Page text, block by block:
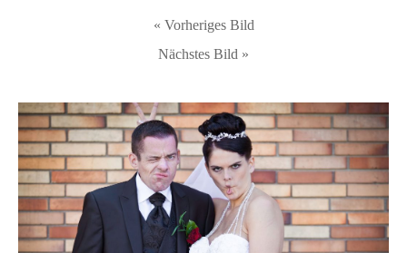
« Vorheriges Bild
Nächstes Bild »